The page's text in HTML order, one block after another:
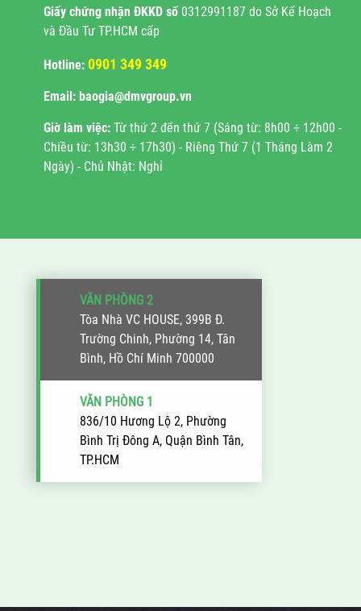
Giấy chứng nhận ĐKKD số 0312991187 do Sở Kế Hoạch
và Đầu Tư TP.HCM cấp
Hotline: 0901 349 349
Email: baogia@dmvgroup.vn
Giờ làm việc: Từ thứ 2 đến thứ 7 (Sáng từ: 8h00 ÷ 12h00 -
Chiều từ: 13h30 ÷ 17h30) - Riêng Thứ 7 (1 Tháng Làm 2
Ngày) - Chủ Nhật: Nghỉ
VĂN PHÒNG 2
Tòa Nhà VC HOUSE, 399B Đ.
Trường Chinh, Phường 14, Tân
Bình, Hồ Chí Minh 700000
VĂN PHÒNG 1
836/10 Hương Lộ 2, Phường
Bình Trị Đông A, Quận Bình Tân,
TP.HCM